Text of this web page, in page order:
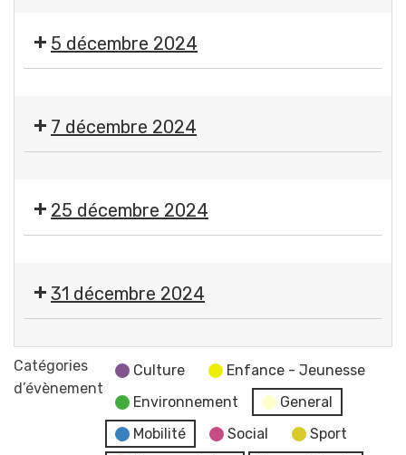
des
Fêtes
des
illuminations
5 décembre 2024
du
5
7 décembre 2024
CASG
Rugby
25 décembre 2024
Noël
-
Fermeture
des
services
31 décembre 2024
Réveillon
du
Catégories
d’évènement
Culture
Enfance - Jeunesse
Environnement
General
Mobilité
Social
Sport